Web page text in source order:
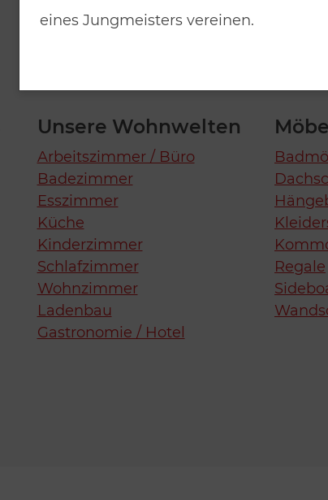
Unsere Wohnwelten
Arbeitszimmer / Büro
Badezimmer
Esszimmer
Küche
Kinderzimmer
Schlafzimmer
Wohnzimmer
Ladenbau
Gastronomie / Hotel
Regale
eines Jungmeisters vereinen.